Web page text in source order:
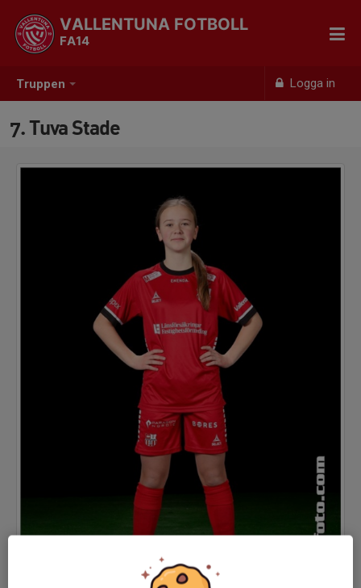
Truppen Logga in
VALLENTUNA FOTBOLL
FA14
7. Tuva Stade